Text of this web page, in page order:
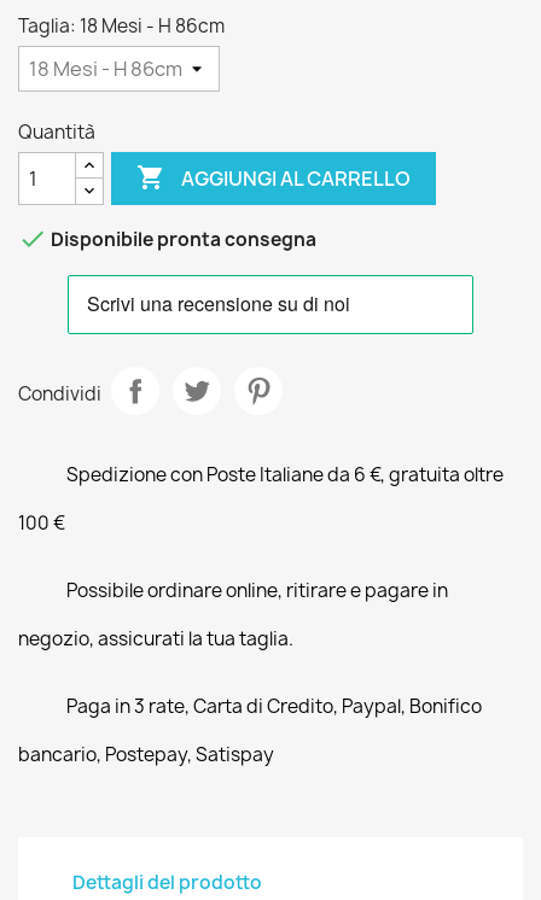
Taglia: 18 Mesi - H 86cm
Quantità
 AGGIUNGI AL CARRELLO
 Disponibile pronta consegna
Condividi
Spedizione con Poste Italiane da 6 €, gratuita oltre
100 €
Possibile ordinare online, ritirare e pagare in
negozio, assicurati la tua taglia.
Paga in 3 rate, Carta di Credito, Paypal, Bonifico
bancario, Postepay, Satispay
Dettagli del prodotto